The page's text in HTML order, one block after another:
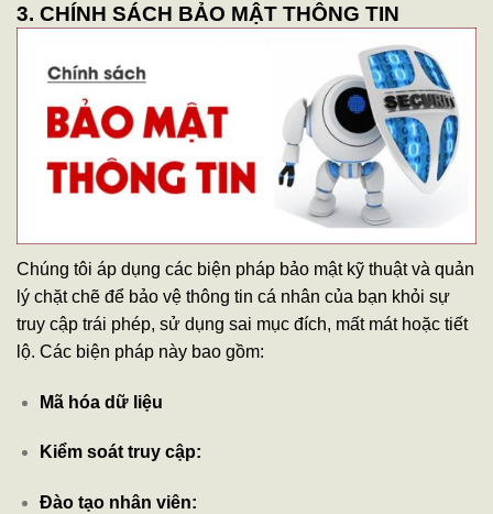
3. CHÍNH SÁCH BẢO MẬT THÔNG TIN
Chúng tôi áp dụng các biện pháp bảo mật kỹ thuật và quản
lý chặt chẽ để bảo vệ thông tin cá nhân của bạn khỏi sự
truy cập trái phép, sử dụng sai mục đích, mất mát hoặc tiết
lộ. Các biện pháp này bao gồm:
Mã hóa dữ liệu
Kiểm soát truy cập:
Đào tạo nhân viên: